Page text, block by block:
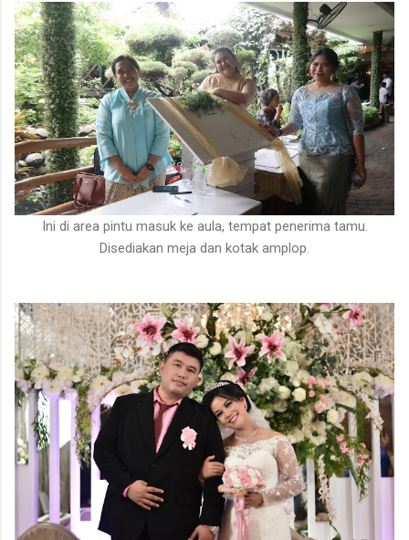
Ini di area pintu masuk ke aula, tempat penerima tamu.
Disediakan meja dan kotak amplop.